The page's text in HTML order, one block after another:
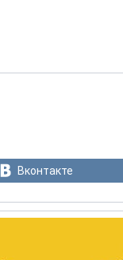
Вконтакте